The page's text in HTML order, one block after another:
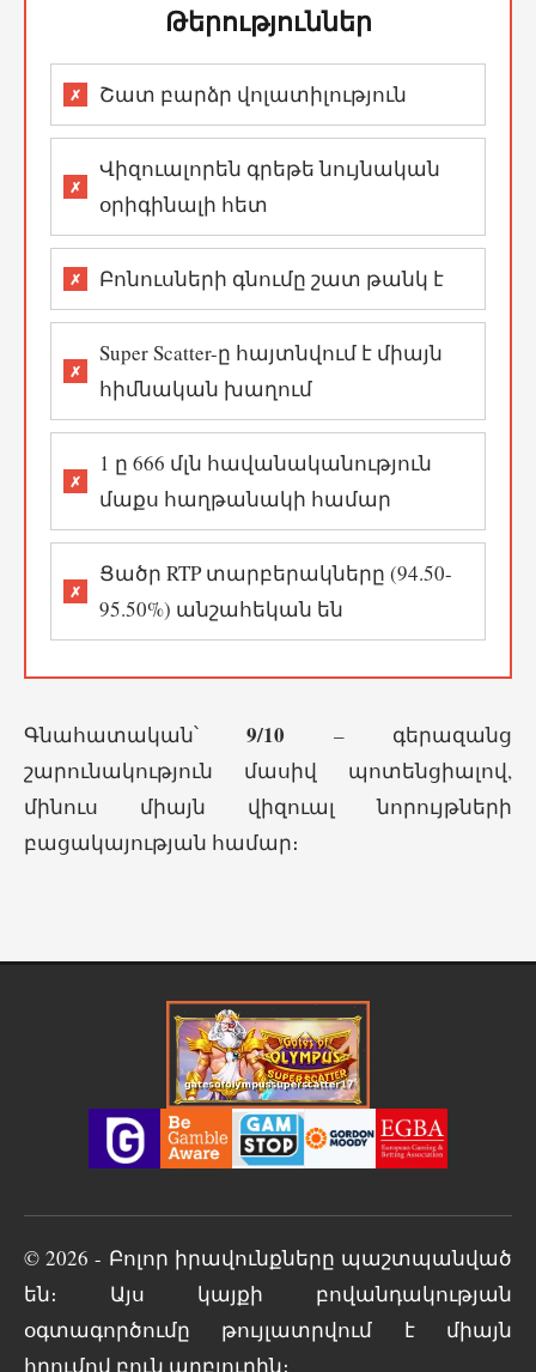
Թերություններ
Շատ բարձր վոլատիլություն
Վիզուալորեն գրեթե նույնական
օրիգինալի հետ
Բոնուսների գնումը շատ թանկ է
Super Scatter-ը հայտնվում է միայն
հիմնական խաղում
1 ը 666 մլն հավանականություն
մաքս հաղթանակի համար
Ցածր RTP տարբերակները (94.50-
95.50%) անշահեկան են
Գնահատական՝9/10 – գերազանց
շարունակություն մասիվ պոտենցիալով,
մինուս միայն վիզուալ նորույթների
բացակայության համար։
© 2026 - Բոլոր իրավունքները պաշտպանված
են։ Այս կայքի բովանդակության
օգտագործումը թույլատրվում է միայն
հղումով բուն աղբյուրին։